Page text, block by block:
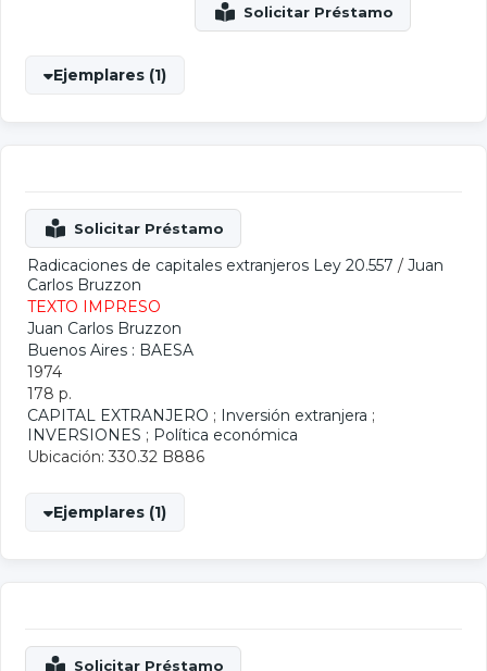
Ejemplares (1)
Radicaciones de capitales extranjeros Ley 20.557 / Juan
Carlos Bruzzon
TEXTO IMPRESO
Juan Carlos Bruzzon
Buenos Aires : BAESA
1974
178 p.
CAPITAL EXTRANJERO ; Inversión extranjera ;
INVERSIONES ; Política económica
Ubicación: 330.32 B886
Ejemplares (1)